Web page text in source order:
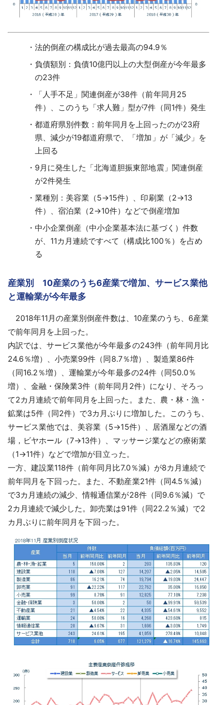
法的倒産の構成比が過去最高の94.9％
負債額別：負債10億円以上の大型倒産が今年最多
の23件
「人手不足」関連倒産が38件（前年同月25
件）、このうち「求人難」型が7件（同1件）発生
都道府県別件数：前年同月を上回ったのが23府
県、減少が19都道府県で、「増加」が「減少」を
上回る
9月に発生した「北海道胆振東部地震」関連倒産
が2件発生
業種別：美容業（5→15件）、印刷業（2→13
件）、宿泊業（2→10件）などで倒産増加
中小企業倒産（中小企業基本法に基づく）件数
が、11カ月連続ですべて（構成比100％）を占め
る
産業別 10産業のうち6産業で増加、サービス業他
と運輸業が今年最多
2018年11月の産業別倒産件数は、10産業のうち、6産業
で前年同月を上回った。
内訳では、サービス業他が今年最多の243件（前年同月比
24.6％増）、小売業99件（同8.7％増）、製造業86件
（同16.2％増）、運輸業が今年最多の24件（同50.0％
増）、金融・保険業3件（前年同月2件）になり、そろっ
て2カ月連続で前年同月を上回った。また、農・林・漁・
鉱業は5件（同2件）で3カ月ぶりに増加した。このうち、
サービス業他では、美容業（5→15件）、居酒屋などの酒
場，ビヤホール（7→13件）、マッサージ業などの療術業
（1→11件）などで増加が目立った。
一方、建設業118件（前年同月比7.0％減）が8カ月連続で
前年同月を下回った。また、不動産業21件（同4.5％減）
で3カ月連続の減少、情報通信業が28件（同9.6％減）で
2カ月連続で減少した。卸売業は91件（同22.2％減）で2
カ月ぶりに前年同月を下回った。